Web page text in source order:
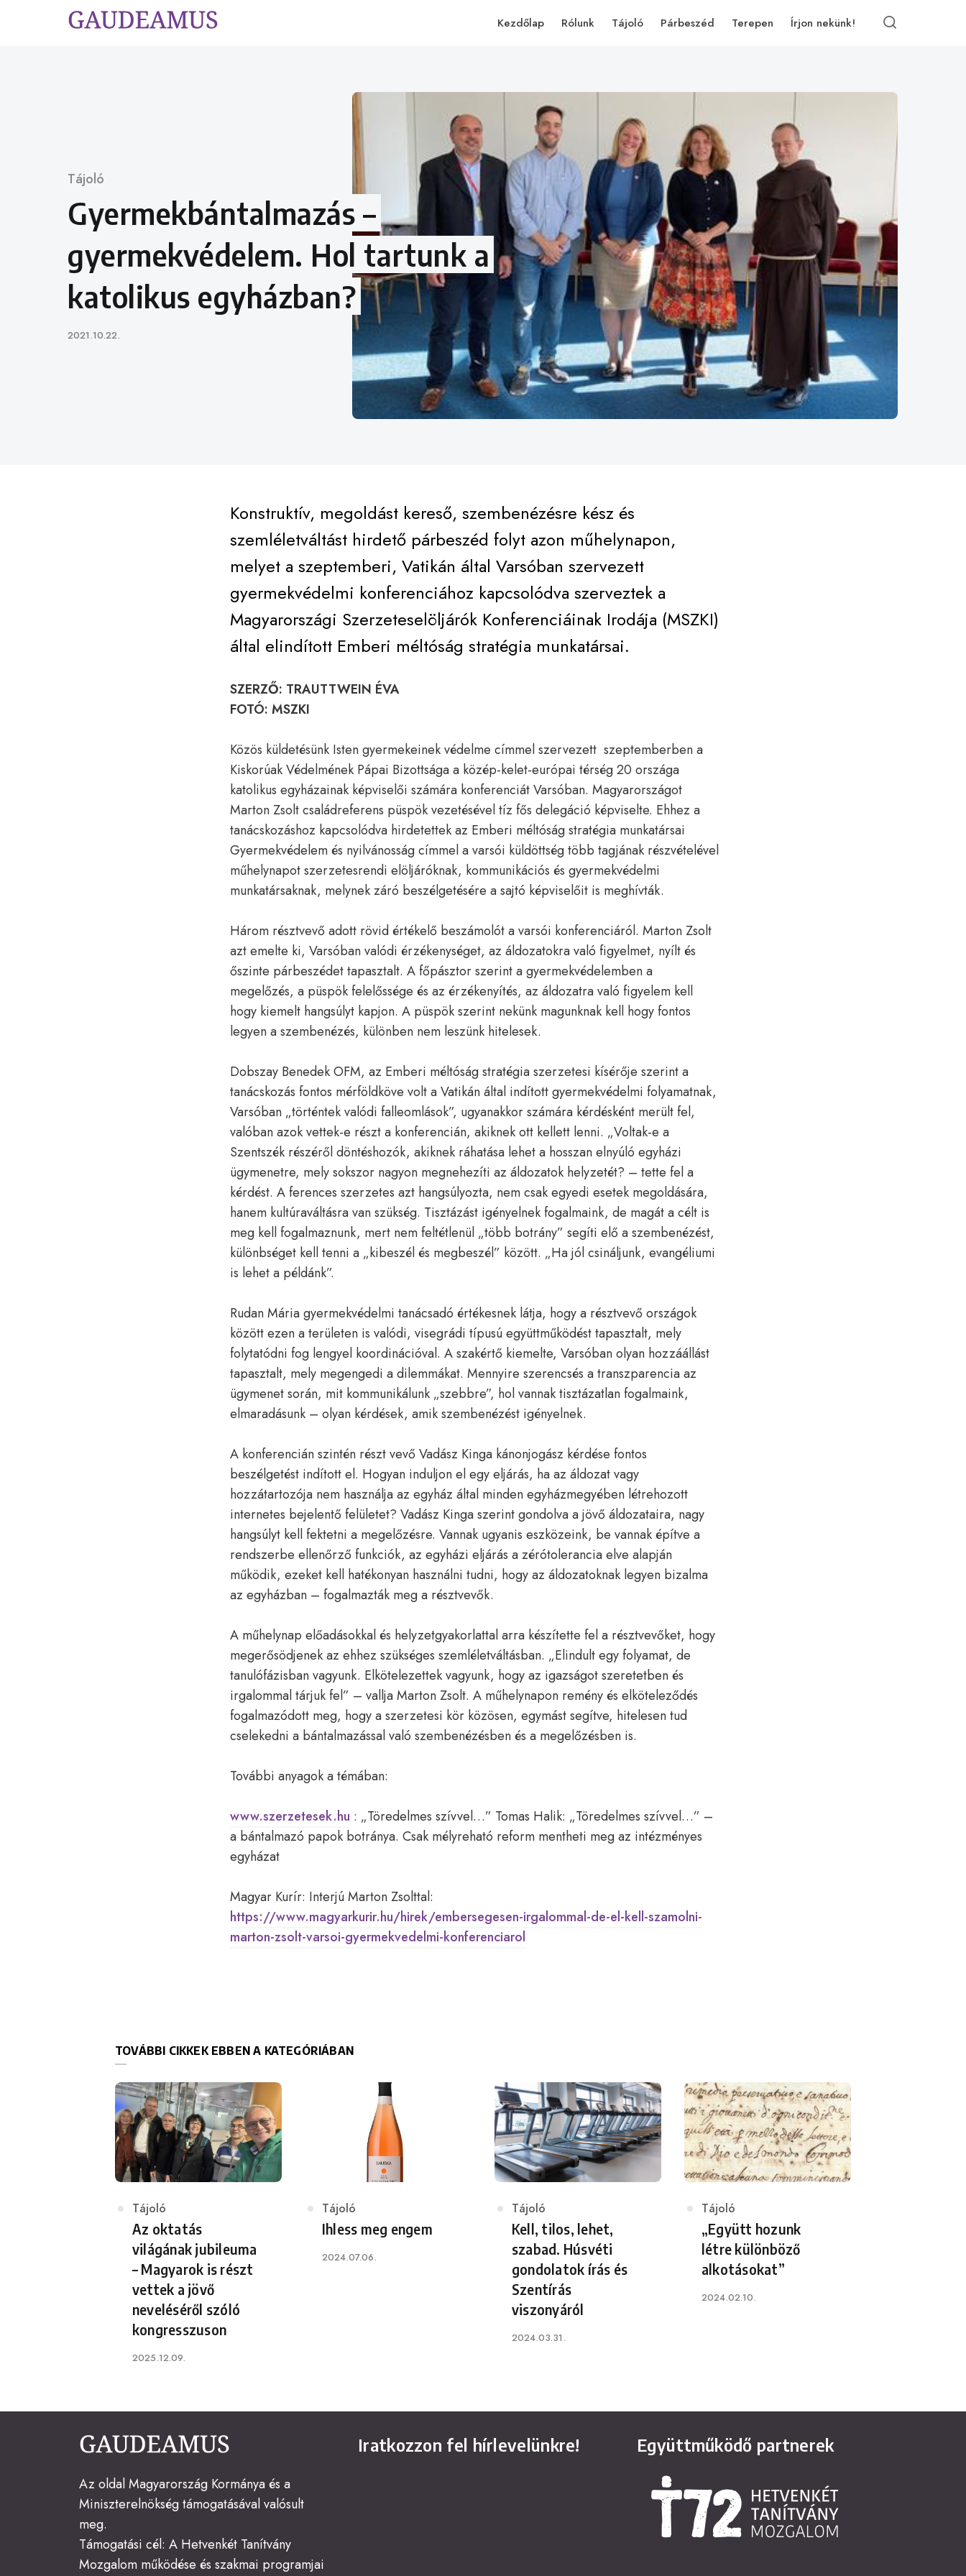
Kezdőlap Rólunk Tájoló Párbeszéd Terepen Írjon nekünk!
Category
Tájoló
Gyermekbántalmazás –
gyermekvédelem. Hol tartunk a
katolikus egyházban?
Published
2021.10.22.
Konstruktív, megoldást kereső, szembenézésre kész és
szemléletváltást hirdető párbeszéd folyt azon műhelynapon,
melyet a szeptemberi, Vatikán által Varsóban szervezett
gyermekvédelmi konferenciához kapcsolódva szerveztek a
Magyarországi Szerzeteselöljárók Konferenciáinak Irodája (MSZKI)
által elindított Emberi méltóság stratégia munkatársai.
SZERZŐ: TRAUTTWEIN ÉVA
FOTÓ: MSZKI
Közös küldetésünk Isten gyermekeinek védelme címmel szervezett szeptemberben a
Kiskorúak Védelmének Pápai Bizottsága a közép-kelet-európai térség 20 országa
katolikus egyházainak képviselői számára konferenciát Varsóban. Magyarországot
Marton Zsolt családreferens püspök vezetésével tíz fős delegáció képviselte. Ehhez a
tanácskozáshoz kapcsolódva hirdetettek az Emberi méltóság stratégia munkatársai
Gyermekvédelem és nyilvánosság címmel a varsói küldöttség több tagjának részvételével
műhelynapot szerzetesrendi elöljáróknak, kommunikációs és gyermekvédelmi
munkatársaknak, melynek záró beszélgetésére a sajtó képviselőit is meghívták.
Három résztvevő adott rövid értékelő beszámolót a varsói konferenciáról. Marton Zsolt
azt emelte ki, Varsóban valódi érzékenységet, az áldozatokra való figyelmet, nyílt és
őszinte párbeszédet tapasztalt. A főpásztor szerint a gyermekvédelemben a
megelőzés, a püspök felelőssége és az érzékenyítés, az áldozatra való figyelem kell
hogy kiemelt hangsúlyt kapjon. A püspök szerint nekünk magunknak kell hogy fontos
legyen a szembenézés, különben nem leszünk hitelesek.
Dobszay Benedek OFM, az Emberi méltóság stratégia szerzetesi kísérője szerint a
tanácskozás fontos mérföldköve volt a Vatikán által indított gyermekvédelmi folyamatnak,
Varsóban „történtek valódi falleomlások”, ugyanakkor számára kérdésként merült fel,
valóban azok vettek-e részt a konferencián, akiknek ott kellett lenni. „Voltak-e a
Szentszék részéről döntéshozók, akiknek ráhatása lehet a hosszan elnyúló egyházi
ügymenetre, mely sokszor nagyon megnehezíti az áldozatok helyzetét? – tette fel a
kérdést. A ferences szerzetes azt hangsúlyozta, nem csak egyedi esetek megoldására,
hanem kultúraváltásra van szükség. Tisztázást igényelnek fogalmaink, de magát a célt is
meg kell fogalmaznunk, mert nem feltétlenül „több botrány” segíti elő a szembenézést,
különbséget kell tenni a „kibeszél és megbeszél” között. „Ha jól csináljunk, evangéliumi
is lehet a példánk”.
Rudan Mária gyermekvédelmi tanácsadó értékesnek látja, hogy a résztvevő országok
között ezen a területen is valódi, visegrádi típusú együttműködést tapasztalt, mely
folytatódni fog lengyel koordinációval. A szakértő kiemelte, Varsóban olyan hozzáállást
tapasztalt, mely megengedi a dilemmákat. Mennyire szerencsés a transzparencia az
ügymenet során, mit kommunikálunk „szebbre”, hol vannak tisztázatlan fogalmaink,
elmaradásunk – olyan kérdések, amik szembenézést igényelnek.
A konferencián szintén részt vevő Vadász Kinga kánonjogász kérdése fontos
beszélgetést indított el. Hogyan induljon el egy eljárás, ha az áldozat vagy
hozzátartozója nem használja az egyház által minden egyházmegyében létrehozott
internetes bejelentő felületet? Vadász Kinga szerint gondolva a jövő áldozataira, nagy
hangsúlyt kell fektetni a megelőzésre. Vannak ugyanis eszközeink, be vannak építve a
rendszerbe ellenőrző funkciók, az egyházi eljárás a zérótolerancia elve alapján
működik, ezeket kell hatékonyan használni tudni, hogy az áldozatoknak legyen bizalma
az egyházban – fogalmazták meg a résztvevők.
A műhelynap előadásokkal és helyzetgyakorlattal arra készítette fel a résztvevőket, hogy
megerősödjenek az ehhez szükséges szemléletváltásban. „Elindult egy folyamat, de
tanulófázisban vagyunk. Elkötelezettek vagyunk, hogy az igazságot szeretetben és
irgalommal tárjuk fel” – vallja Marton Zsolt. A műhelynapon remény és elköteleződés
fogalmazódott meg, hogy a szerzetesi kör közösen, egymást segítve, hitelesen tud
cselekedni a bántalmazással való szembenézésben és a megelőzésben is.
További anyagok a témában:
www.szerzetesek.hu : „Töredelmes szívvel…” Tomas Halik: „Töredelmes szívvel…” –
a bántalmazó papok botránya. Csak mélyreható reform mentheti meg az intézményes
egyházat
Magyar Kurír: Interjú Marton Zsolttal:
https://www.magyarkurir.hu/hirek/embersegesen-irgalommal-de-el-kell-szamolni-
marton-zsolt-varsoi-gyermekvedelmi-konferenciarol
TOVÁBBI CIKKEK EBBEN A KATEGÓRIÁBAN
Category
Tájoló
Az oktatás
világának jubileuma
– Magyarok is részt
vettek a jövő
neveléséről szóló
kongresszuson
Published
2025.12.09.
Category
Tájoló
Ihless meg engem
Published
2024.07.06.
Category
Tájoló
Kell, tilos, lehet,
szabad. Húsvéti
gondolatok írás és
Szentírás
viszonyáról
Published
2024.03.31.
Category
Tájoló
„Együtt hozunk
létre különböző
alkotásokat”
Published
2024.02.10.
Az oldal Magyarország Kormánya és a
Miniszterelnökség támogatásával valósult
meg.
Támogatási cél: A Hetvenkét Tanítvány
Mozgalom működése és szakmai programjai
Iratkozzon fel hírlevelünkre! Együttműködő partnerek